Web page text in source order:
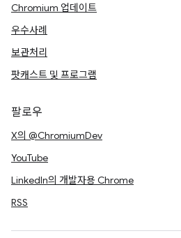
Chromium 업데이트
우수사례
보관처리
팟캐스트 및 프로그램
팔로우
X의 @ChromiumDev
YouTube
LinkedIn의 개발자용 Chrome
RSS